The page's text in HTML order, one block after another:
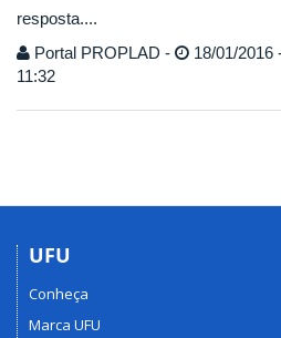
resposta....
Portal PROPLAD -
18/01/2016
11:32
UFU
Conheça
Marca UFU